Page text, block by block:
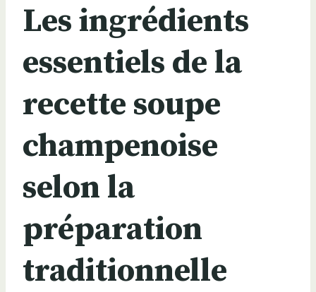
Les ingrédients
essentiels de la
recette soupe
champenoise
selon la
préparation
traditionnelle